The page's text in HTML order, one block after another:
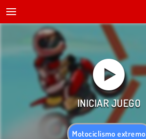
Motociclismo extremo